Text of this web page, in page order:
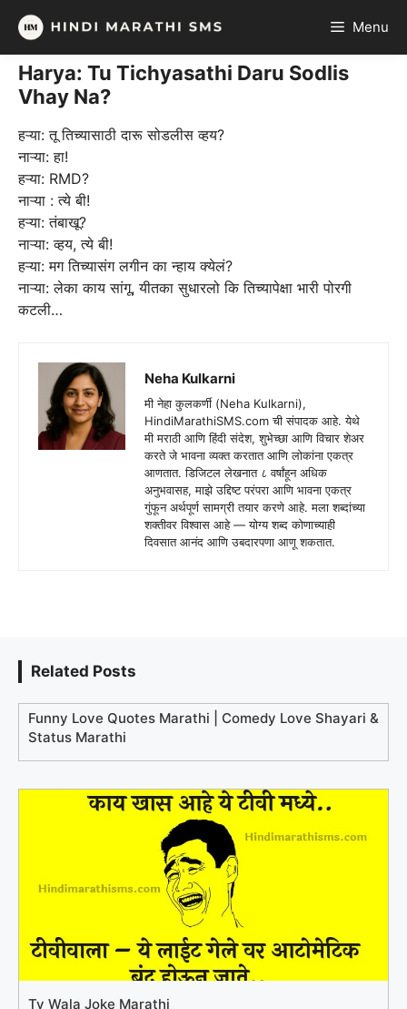
Skip
content
Menu
Harya: Tu Tichyasathi Daru Sodlis
Vhay Na?
हऱ्या: तू तिच्यासाठी दारू सोडलीस व्हय?
नाऱ्या: हा!
हऱ्या: RMD?
नाऱ्या : त्ये बी!
हऱ्या: तंबाखू?
नाऱ्या: व्हय, त्ये बी!
हऱ्या: मग तिच्यासंग लगीन का न्हाय क्येलं?
नाऱ्या: लेका काय सांगू, यीतका सुधारलो कि तिच्यापेक्षा भारी पोरगी
कटली…
Neha Kulkarni
मी नेहा कुलकर्णी (Neha Kulkarni),
HindiMarathiSMS.com ची संपादक आहे. येथे
मी मराठी आणि हिंदी संदेश, शुभेच्छा आणि विचार शेअर
करते जे भावना व्यक्त करतात आणि लोकांना एकत्र
आणतात. डिजिटल लेखनात ८ वर्षांहून अधिक
अनुभवासह, माझे उद्दिष्ट परंपरा आणि भावना एकत्र
गुंफून अर्थपूर्ण सामग्री तयार करणे आहे. मला शब्दांच्या
शक्तीवर विश्वास आहे — योग्य शब्द कोणाच्याही
दिवसात आनंद आणि उबदारपणा आणू शकतात.
Related Posts
Funny Love Quotes Marathi | Comedy Love Shayari &
Status Marathi
Tv Wala Joke Marathi